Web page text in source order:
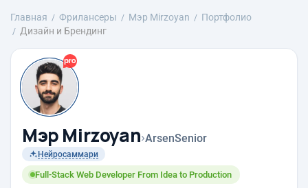
Главная Фрилансеры Мэр Mirzoyan
Портфолио
Дизайн и Брендинг
Мэр Mirzoyan›ArsenSenior
Нейросаммари
Full-Stack Web Developer From Idea to Production